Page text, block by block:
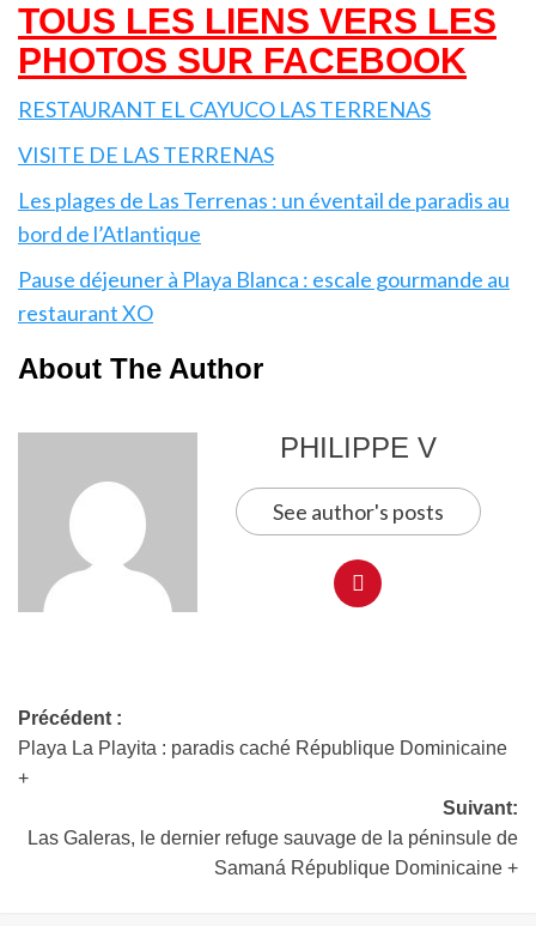
TOUS LES LIENS VERS LES
PHOTOS SUR FACEBOOK
RESTAURANT EL CAYUCO LAS TERRENAS
VISITE DE LAS TERRENAS
Les plages de Las Terrenas : un éventail de paradis au
bord de l’Atlantique
Pause déjeuner à Playa Blanca : escale gourmande au
restaurant XO
About The Author
PHILIPPE V
See author's posts
Précédent :
Playa La Playita : paradis caché République Dominicaine
+
Suivant:
Las Galeras, le dernier refuge sauvage de la péninsule de
Samaná République Dominicaine +